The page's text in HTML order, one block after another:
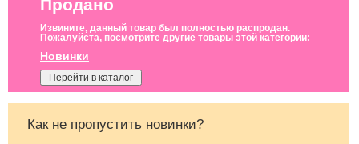
Продано
Извините, данный товар был полностью распродан.
Пожалуйста, посмотрите другие товары этой категории:
Новинки
Перейти в каталог
Как не пропустить новинки?